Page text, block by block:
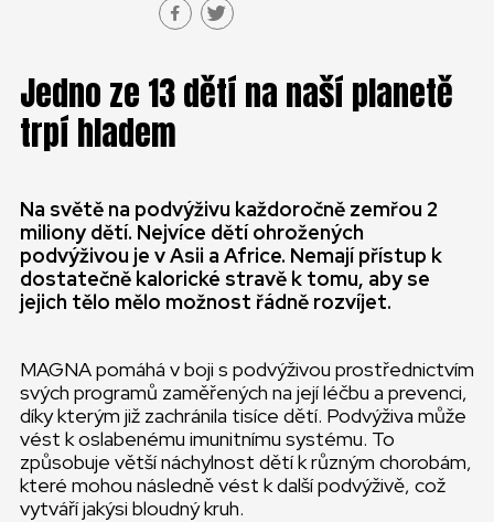
Jedno ze 13 dětí na naší planetě
trpí hladem
Na světě na podvýživu každoročně zemřou 2
miliony dětí. Nejvíce dětí ohrožených
podvýživou je v Asii a Africe. Nemají přístup k
dostatečně kalorické stravě k tomu, aby se
jejich tělo mělo možnost řádně rozvíjet.
MAGNA pomáhá v boji s podvýživou prostřednictvím
svých programů zaměřených na její léčbu a prevenci,
díky kterým již zachránila tisíce dětí. Podvýživa může
vést k oslabenému imunitnímu systému. To
způsobuje větší náchylnost dětí k různým chorobám,
které mohou následně vést k další podvýživě, což
vytváří jakýsi bloudný kruh.